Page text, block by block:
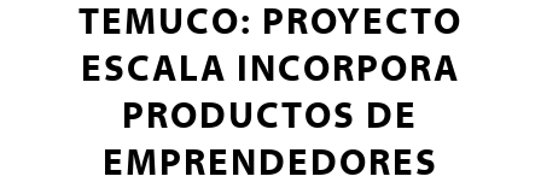
TEMUCO: PROYECTO
ESCALA INCORPORA
PRODUCTOS DE
EMPRENDEDORES